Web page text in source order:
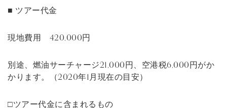
■ ツアー代金
現地費用 420,000円
別途、燃油サーチャージ21,000円、空港税6,000円がか
かります。（2020年1月現在の目安）
□ツアー代金に含まれるもの